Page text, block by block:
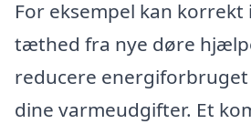
For eksempel kan korrekt
tæthed fra nye døre
reducere
dine varmeudgifter. Et